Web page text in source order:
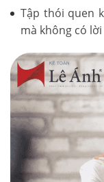
Tập thói quen
mà không có